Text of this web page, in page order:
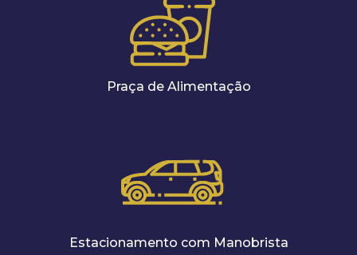
Praça de Alimentação
Estacionamento com Manobrista